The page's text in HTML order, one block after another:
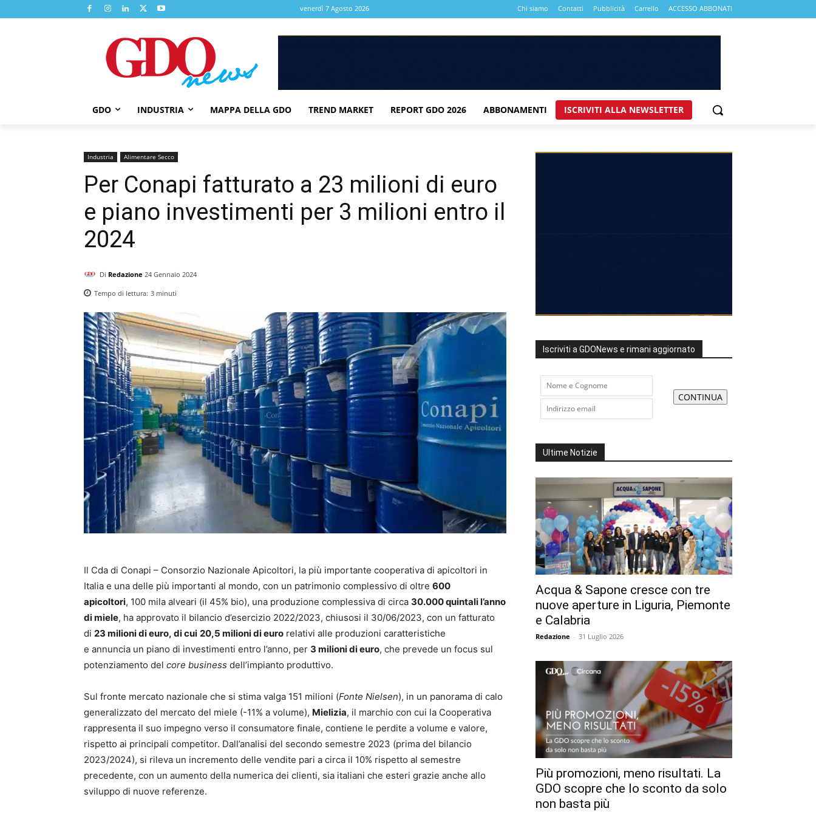
venerdì 7 Agosto 2026 Chi siamo Contatti Pubblicità Carrello ACCESSO ABBONATI
GDO INDUSTRIA MAPPA DELLA GDO TREND MARKET REPORT GDO 2026 ABBONAMENTI ISCRIVITI ALLA NEWSLETTER
Industria Alimentare Secco
Per Conapi fatturato a 23 milioni di euro
e piano investimenti per 3 milioni entro il
2024
Di Redazione 24 Gennaio 2024
Tempo di lettura: 3 minuti
Il Cda di Conapi – Consorzio Nazionale Apicoltori, la più importante cooperativa di apicoltori in
Italia e una delle più importanti al mondo, con un patrimonio complessivo di oltre 600
apicoltori, 100 mila alveari (il 45% bio), una produzione complessiva di circa 30.000 quintali l’anno
di miele, ha approvato il bilancio d’esercizio 2022/2023, chiusosi il 30/06/2023, con un fatturato
di 23 milioni di euro, di cui 20,5 milioni di euro relativi alle produzioni caratteristiche
e annuncia un piano di investimenti entro l’anno, per 3 milioni di euro, che prevede un focus sul
potenziamento del core business dell’impianto produttivo.
Sul fronte mercato nazionale che si stima valga 151 milioni (Fonte Nielsen), in un panorama di calo
generalizzato del mercato del miele (-11% a volume), Mielizia, il marchio con cui la Cooperativa
rappresenta il suo impegno verso il consumatore finale, contiene le perdite a volume e valore,
rispetto ai principali competitor. Dall’analisi del secondo semestre 2023 (prima del bilancio
2023/2024), si rileva un incremento delle vendite pari a circa il 10% rispetto al semestre
precedente, con un aumento della numerica dei clienti, sia italiani che esteri grazie anche allo
sviluppo di nuove referenze.
Iscriviti a GDONews e rimani aggiornato
Ultime Notizie
Acqua & Sapone cresce con tre
nuove aperture in Liguria, Piemonte
e Calabria
Redazione - 31 Luglio 2026
Più promozioni, meno risultati. La
GDO scopre che lo sconto da solo
non basta più